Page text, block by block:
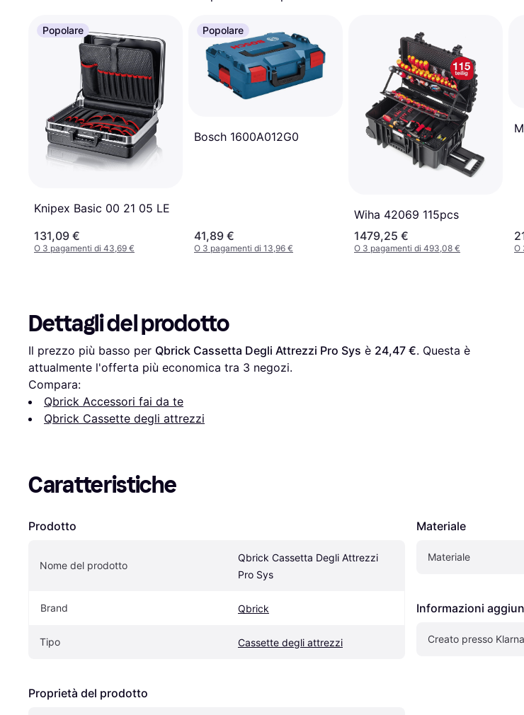
Popolare
Knipex Basic 00 21 05 LE
131,09 €
O 3 pagamenti di 43,69 €
Popolare
Bosch 1600A012G0
41,89 €
O 3 pagamenti di 13,96 €
Wiha 42069 115pcs
1479,25 €
O 3 pagamenti di 493,08 € O
Dettagli del prodotto
Il prezzo più basso per Qbrick Cassetta Degli Attrezzi Pro Sys è 24,47 €. Questa è
attualmente l'offerta più economica tra 3 negozi.
Compara:
Qbrick Accessori fai da te
Qbrick Cassette degli attrezzi
Caratteristiche
Prodotto
Nome del prodotto
Qbrick Cassetta Degli Attrezzi
Pro Sys
Brand Qbrick
Tipo Cassette degli attrezzi
Proprietà del prodotto
Materiale
Materiale
Informazioni
Creato presso Klarna